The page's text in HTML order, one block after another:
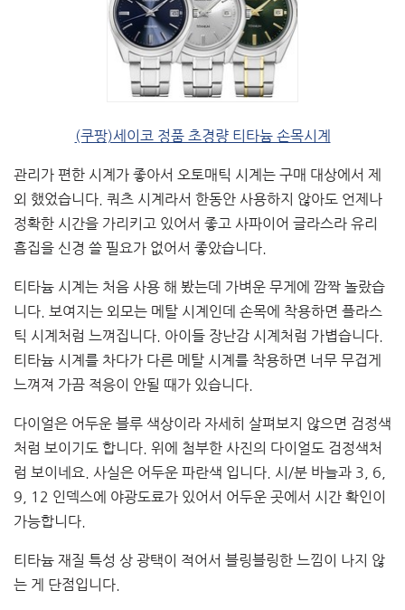
(쿠팡)세이코 정품 초경량 티타늄 손목시계
관리가 편한 시계가 좋아서 오토매틱 시계는 구매 대상에서 제
외 했었습니다. 쿼츠 시계라서 한동안 사용하지 않아도 언제나
정확한 시간을 가리키고 있어서 좋고 사파이어 글라스라 유리
흠집을 신경 쓸 필요가 없어서 좋았습니다.
티타늄 시계는 처음 사용 해 봤는데 가벼운 무게에 깜짝 놀랐습
니다. 보여지는 외모는 메탈 시계인데 손목에 착용하면 플라스
틱 시계처럼 느껴집니다. 아이들 장난감 시계처럼 가볍습니다.
티타늄 시계를 차다가 다른 메탈 시계를 착용하면 너무 무겁게
느껴져 가끔 적응이 안될 때가 있습니다.
다이얼은 어두운 블루 색상이라 자세히 살펴보지 않으면 검정색
처럼 보이기도 합니다. 위에 첨부한 사진의 다이얼도 검정색처
럼 보이네요. 사실은 어두운 파란색 입니다. 시/분 바늘과 3, 6,
9, 12 인덱스에 야광도료가 있어서 어두운 곳에서 시간 확인이
가능합니다.
티타늄 재질 특성 상 광택이 적어서 블링블링한 느낌이 나지 않
는 게 단점입니다.